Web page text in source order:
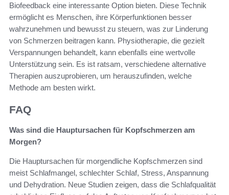
Biofeedback eine interessante Option bieten. Diese Technik
ermöglicht es Menschen, ihre Körperfunktionen besser
wahrzunehmen und bewusst zu steuern, was zur Linderung
von Schmerzen beitragen kann. Physiotherapie, die gezielt
Verspannungen behandelt, kann ebenfalls eine wertvolle
Unterstützung sein. Es ist ratsam, verschiedene alternative
Therapien auszuprobieren, um herauszufinden, welche
Methode am besten wirkt.
FAQ
Was sind die Hauptursachen für Kopfschmerzen am
Morgen?
Die Hauptursachen für morgendliche Kopfschmerzen sind
meist Schlafmangel, schlechter Schlaf, Stress, Anspannung
und Dehydration. Neue Studien zeigen, dass die Schlafqualität